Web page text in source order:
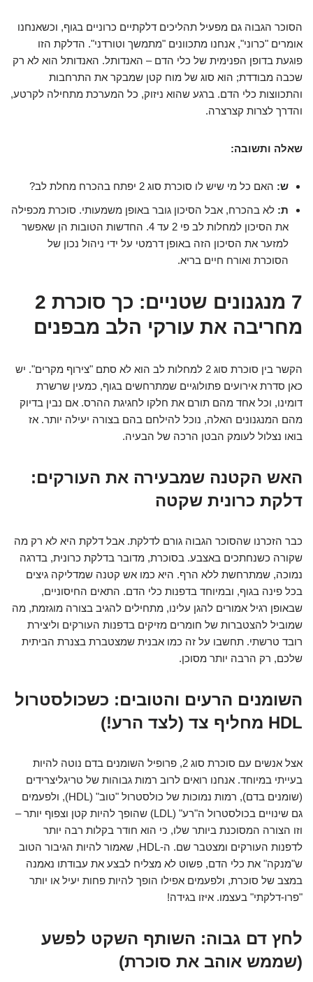
הסוכר הגבוה גם מפעיל תהליכים דלקתיים כרוניים בגוף, וכשאנחנו
אומרים "כרוני", אנחנו מתכוונים "מתמשך וטורדני". הדלקת הזו
פוגעת בדופן הפנימית של כלי הדם – האנדותל. האנדותל הוא לא רק
שכבה מבודדת; הוא סוג של מוח קטן שמבקר את התרחבות
והתכווצות כלי הדם. ברגע שהוא ניזוק, כל המערכת מתחילה לקרטע,
והדרך לצרות קצרצרה.
שאלה ותשובה:
ש: האם כל מי שיש לו סוכרת סוג 2 יפתח בהכרח מחלת לב?
ת: לא בהכרח, אבל הסיכון גובר באופן משמעותי. סוכרת מכפילה
את הסיכון למחלות לב פי 2 עד 4. החדשות הטובות הן שאפשר
למזער את הסיכון הזה באופן דרמטי על ידי ניהול נכון של
הסוכרת ואורח חיים בריא.
7 מנגנונים שטניים: כך סוכרת 2
מחריבה את עורקי הלב מבפנים
הקשר בין סוכרת סוג 2 למחלות לב הוא לא סתם "צירוף מקרים". יש
כאן סדרת אירועים פתולוגיים שמתרחשים בגוף, כמעין שרשרת
דומינו, וכל אחד מהם תורם את חלקו לחגיגת ההרס. אם נבין בדיוק
מהם המנגנונים האלה, נוכל להילחם בהם בצורה יעילה יותר. אז
בואו נצלול לעומק הבטן הרכה של הבעיה.
האש הקטנה שמבעירה את העורקים:
דלקת כרונית שקטה
כבר הזכרנו שהסוכר הגבוה גורם לדלקת. אבל דלקת היא לא רק מה
שקורה כשנחתכים באצבע. בסוכרת, מדובר בדלקת כרונית, בדרגה
נמוכה, שמתרחשת ללא הרף. היא כמו אש קטנה שמדליקה גיצים
בכל פינה בגוף, ובמיוחד בדפנות כלי הדם. התאים החיסוניים,
שבאופן רגיל אמורים להגן עלינו, מתחילים להגיב בצורה מוגזמת, מה
שמוביל להצטברות של חומרים מזיקים בדפנות העורקים וליצירת
רובד טרשתי. תחשבו על זה כמו אבנית שמצטברת בצנרת הביתית
שלכם, רק הרבה יותר מסוכן.
השומנים הרעים והטובים: כשכולסטרול
HDL מחליף צד (לצד הרע!)
אצל אנשים עם סוכרת סוג 2, פרופיל השומנים בדם נוטה להיות
בעייתי במיוחד. אנחנו רואים לרוב רמות גבוהות של טריגליצרידים
(שומנים בדם), רמות נמוכות של כולסטרול "טוב" (HDL), ולפעמים
גם שינויים בכולסטרול ה"רע" (LDL) שהופך להיות קטן וצפוף יותר –
וזו הצורה המסוכנת ביותר שלו, כי הוא חודר בקלות רבה יותר
לדפנות העורקים ומצטבר שם. ה-HDL, שאמור להיות הגיבור הטוב
ש"מנקה" את כלי הדם, פשוט לא מצליח לבצע את עבודתו נאמנה
במצב של סוכרת, ולפעמים אפילו הופך להיות פחות יעיל או יותר
"פרו-דלקתי" בעצמו. איזו בגידה!
לחץ דם גבוה: השותף השקט לפשע
(שממש אוהב את סוכרת)